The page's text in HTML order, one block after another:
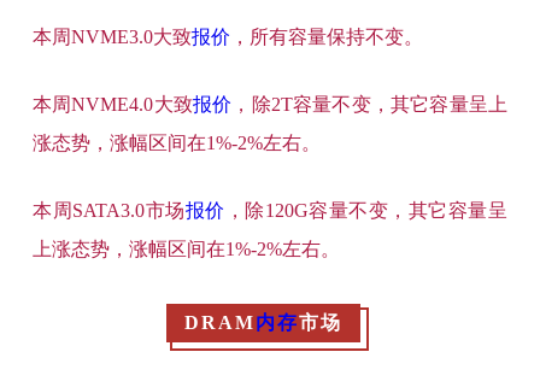
本周NVME3.0大致报价 ，所有容量保持不变。
本周NVME4.0大致报价 ，除2T容量不变，其它容量呈上
涨态势，涨幅区间在1%-2%左右。
本周SATA3.0市场报价 ，除120G容量不变，其它容量呈
上涨态势，涨幅区间在1%-2%左右。
DRAM内存市场